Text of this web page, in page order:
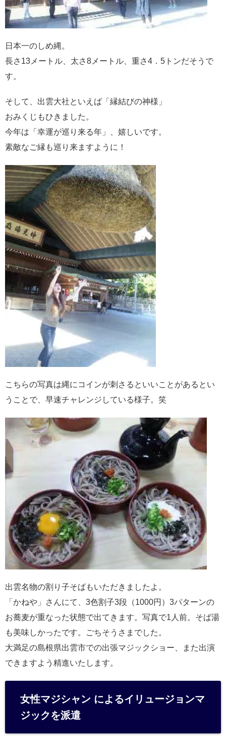
日本一のしめ縄。
長さ13メートル、太さ8メートル、重さ4．5トンだそうで
す。
そして、出雲大社といえば「縁結びの神様」
おみくじもひきました。
今年は「幸運が巡り来る年」、嬉しいです。
素敵なご縁も巡り来ますように！
こちらの写真は縄にコインが刺さるといいことがあるとい
うことで、早速チャレンジしている様子。笑
出雲名物の割り子そばもいただきましたよ。
「かねや」さんにて、3色割子3段（1000円）3パターンの
お蕎麦が重なった状態で出てきます。写真で1人前。そば湯
も美味しかったです。ごちそうさまでした。
大満足の島根県出雲市での出張マジックショー、また出演
できますよう精進いたします。
女性マジシャン によるイリュージョンマ
ジックを派遣